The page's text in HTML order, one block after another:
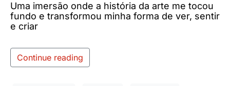
Uma imersão onde a história da arte me tocou
fundo e transformou minha forma de ver, sentir
e criar
Continue reading